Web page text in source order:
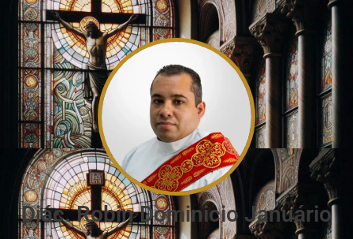
Diác. Robin Dominicio Januário